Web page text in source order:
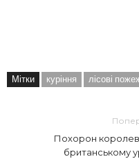
Мітки куріння лісові
Похорон
британському